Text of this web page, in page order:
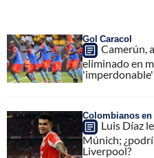
Gol Caracol
Camerún,
eliminado en
'imperdonable'
Colombianos
Luis Díaz
Múnich;
Liverpool?